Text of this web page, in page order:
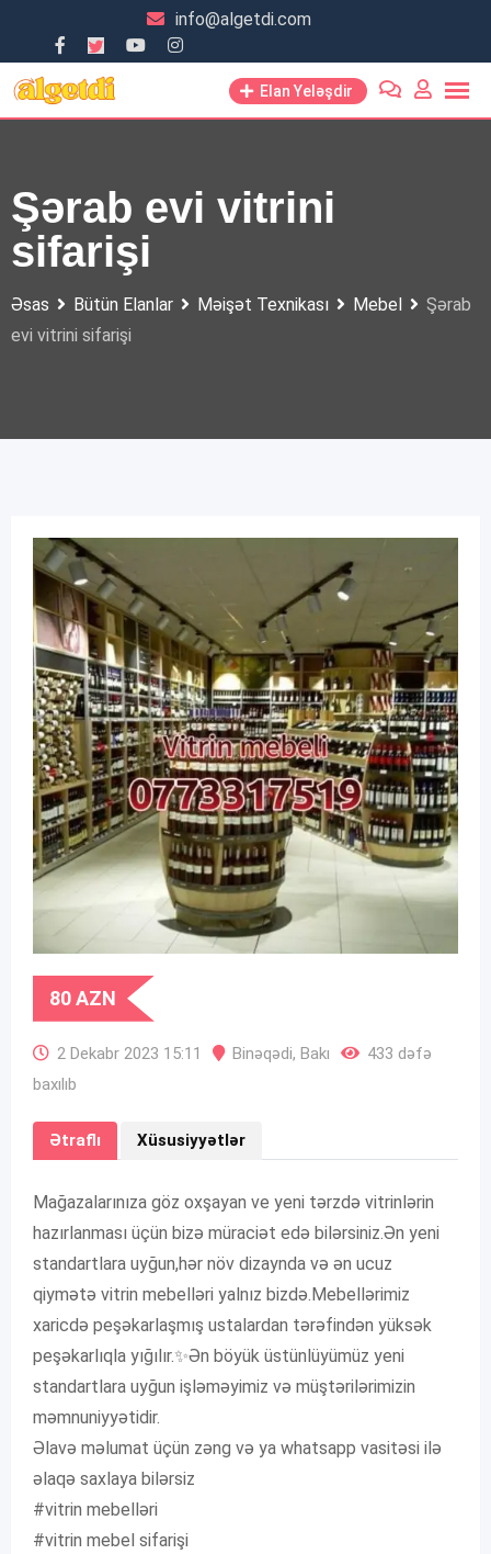
content
info@algetdi.com
Elan Yeləşdir
Şərab evi vitrini
sifarişi
Əsas Bütün Elanlar Məişət Texnikası Mebel
Şərab
evi vitrini sifarişi
80AZN
2 Dekabr 2023 15:11 Binəqədi, Bakı
433 dəfə
baxılıb
Ətraflı Xüsusiyyətlər
Mağazalarınıza göz oxşayan ve yeni tərzdə vitrinlərin
hazırlanması üçün bizə müraciət edə bilərsiniz.Ən yeni
standartlara uyğun,hər növ dizaynda və ən ucuz
qiymətə vitrin mebelləri yalnız bizdə.Mebellərimiz
xaricdə peşəkarlaşmış ustalardan tərəfindən yüksək
peşəkarlıqla yığılır.✨Ən böyük üstünlüyümüz yeni
standartlara uyğun işləməyimiz və müştərilərimizin
məmnuniyyətidir.
Əlavə məlumat üçün zəng və ya whatsapp vasitəsi ilə
əlaqə saxlaya bilərsiz
#vitrin mebelləri
#vitrin mebel sifarişi